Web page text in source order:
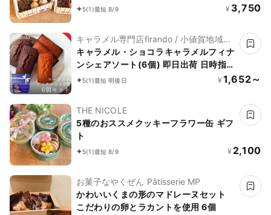
白馬にのって駆け巡ろう ボタニカルサ
5(1)最短 8/9 ¥ 3,750
キャラメル専門店firando / 小値賀地域ブ
ランド製作所株式会社
キャラメル・ショコラキャラメルフィナ
ンシェアソート(6個) 即日出荷 日時指定
可 夏ギフト ギフト おしゃれ 焼き菓子
5(1)最短 明後日 ¥ 1,652～
THE NICOLE
5種のおススメクッキーフラワー缶 ギフ
ト
5(1)最短 8/9 ¥ 2,100
お菓子なやくぜん Pâtisserie MP
かわいいくまの形のマドレーヌセット
こだわりの卵とラカントを使用 6個